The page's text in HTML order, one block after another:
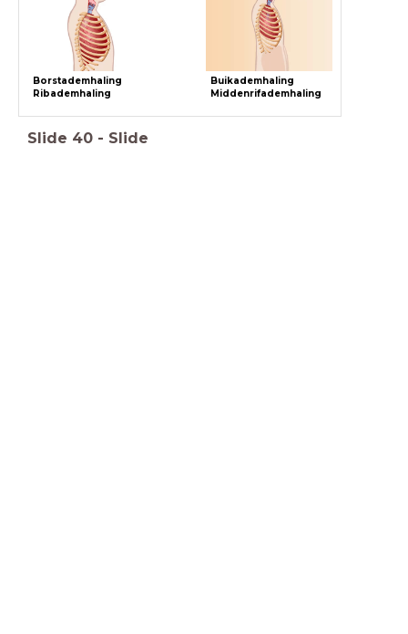
Buikademhaling
Middenrifademhaling
Borstademhaling
Ribademhaling
Slide 40 - Slide